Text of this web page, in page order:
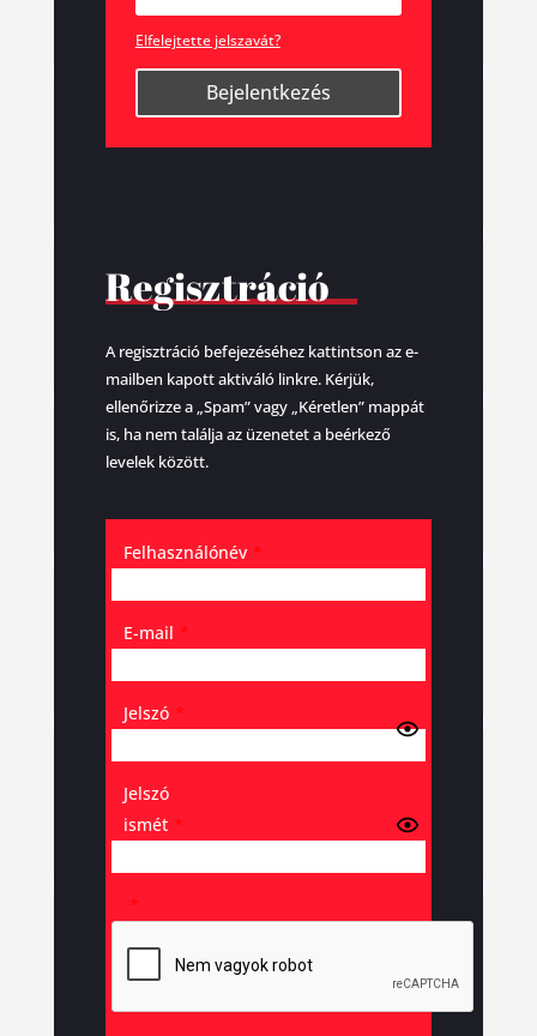
Elfelejtette jelszavát?
Bejelentkezés
Regisztráció
A regisztráció befejezéséhez kattintson az e-
mailben kapott aktiváló linkre. Kérjük,
ellenőrizze a „Spam” vagy „Kéretlen” mappát
is, ha nem találja az üzenetet a beérkező
levelek között.
Felhasználónév *
E-mail *
Jelszó *
Jelszó
ismét *
*